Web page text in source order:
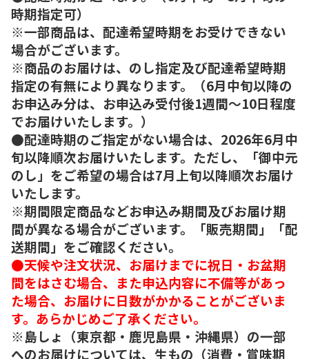
時期指定可）
※一部商品は、配達希望時期をお受けできない
場合がございます。
※商品のお届けは、のし指定及び配達希望時期
指定の有無により異なります。（6月中旬以降の
お申込み分は、お申込み受付後1週間～10日程度
でお届けいたします。）
●配達時期のご指定がない場合は、2026年6月中
旬以降順次お届けいたします。ただし、「御中元
のし」をご希望の場合は7月上旬以降順次お届け
いたします。
※期間限定商品などお申込み期間及びお届け期
間が異なる場合がございます。「販売期間」「配
送期間」をご確認ください。
●天候や注文状況、お届けまでに祝日・お盆期
間をはさむ場合、また申込内容に不備等があっ
た場合、お届けに日数がかかることがございま
す。あらかじめご了承ください。
※島しょ（東京都・鹿児島県・沖縄県）の一部
へのお届けについては、生もの（消費・賞味期